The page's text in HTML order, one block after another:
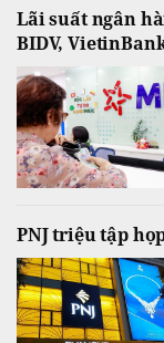
Lãi suất ngân
BIDV,
PNJ triệu tập